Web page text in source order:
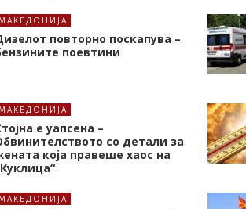
МАКЕДОНИЈА
повторно поскапува –
поевтини
МАКЕДОНИЈА
е уапсена –
со детали за
која правеше хаос на
МАКЕДОНИЈА